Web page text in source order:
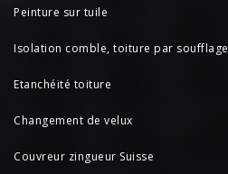
Peinture sur tuile
Isolation comble, toiture par soufflage
Etanchéité toiture
Changement de velux
Couvreur zingueur Suisse